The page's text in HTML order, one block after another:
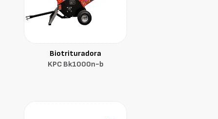
Biotrituradora
KPC Bk1000n-b